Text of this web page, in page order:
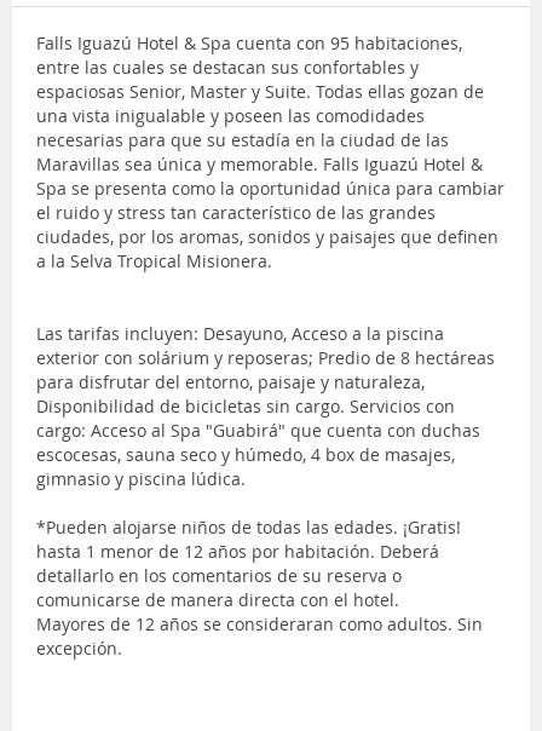
Falls Iguazú Hotel & Spa cuenta con 95 habitaciones,
entre las cuales se destacan sus confortables y
espaciosas Senior, Master y Suite. Todas ellas gozan de
una vista inigualable y poseen las comodidades
necesarias para que su estadía en la ciudad de las
Maravillas sea única y memorable. Falls Iguazú Hotel &
Spa se presenta como la oportunidad única para cambiar
el ruido y stress tan característico de las grandes
ciudades, por los aromas, sonidos y paisajes que definen
a la Selva Tropical Misionera.
Las tarifas incluyen: Desayuno, Acceso a la piscina
exterior con solárium y reposeras; Predio de 8 hectáreas
para disfrutar del entorno, paisaje y naturaleza,
Disponibilidad de bicicletas sin cargo. Servicios con
cargo: Acceso al Spa "Guabirá" que cuenta con duchas
escocesas, sauna seco y húmedo, 4 box de masajes,
gimnasio y piscina lúdica.
*Pueden alojarse niños de todas las edades. ¡Gratis!
hasta 1 menor de 12 años por habitación. Deberá
detallarlo en los comentarios de su reserva o
comunicarse de manera directa con el hotel.
Mayores de 12 años se consideraran como adultos. Sin
excepción.